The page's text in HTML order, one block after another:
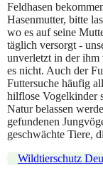
Feldhasen
Hasenmutter, bitte
wo es auf seine
täglich versorgt -
unverletzt in der ihm
es nicht. Auch der
Futtersuche häufig
hilflose Vogelkinder
Natur belassen
gefundenen
geschwächte Tiere,
Wildtierschutz